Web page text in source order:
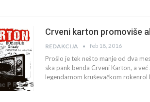
Crveni karton promoviše
REDAKCIJA feb 18, 2016
Prošlo je tek nešto manje od dva
ska pank benda Crveni Karton, a
legendarnom kruševačkom rokenrol